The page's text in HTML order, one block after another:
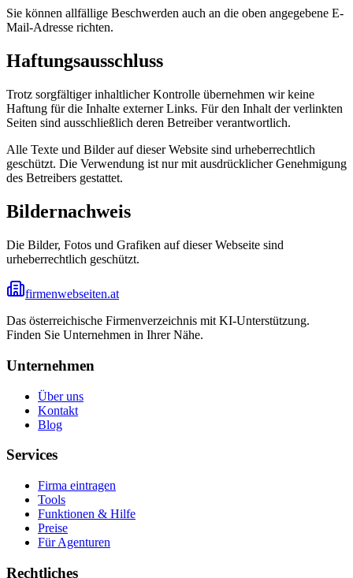
Sie können allfällige Beschwerden auch an die oben angegebene E-
Mail-Adresse richten.
Haftungsausschluss
Trotz sorgfältiger inhaltlicher Kontrolle übernehmen wir keine
Haftung für die Inhalte externer Links. Für den Inhalt der verlinkten
Seiten sind ausschließlich deren Betreiber verantwortlich.
Alle Texte und Bilder auf dieser Website sind urheberrechtlich
geschützt. Die Verwendung ist nur mit ausdrücklicher Genehmigung
des Betreibers gestattet.
Bildernachweis
Die Bilder, Fotos und Grafiken auf dieser Webseite sind
urheberrechtlich geschützt.
firmenwebseiten.at
Das österreichische Firmenverzeichnis mit KI-Unterstützung.
Finden Sie Unternehmen in Ihrer Nähe.
Unternehmen
Über uns
Kontakt
Blog
Services
Firma eintragen
Tools
Funktionen & Hilfe
Preise
Für Agenturen
Rechtliches